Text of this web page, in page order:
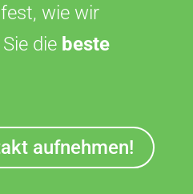
wie wir
die beste
aufnehmen!